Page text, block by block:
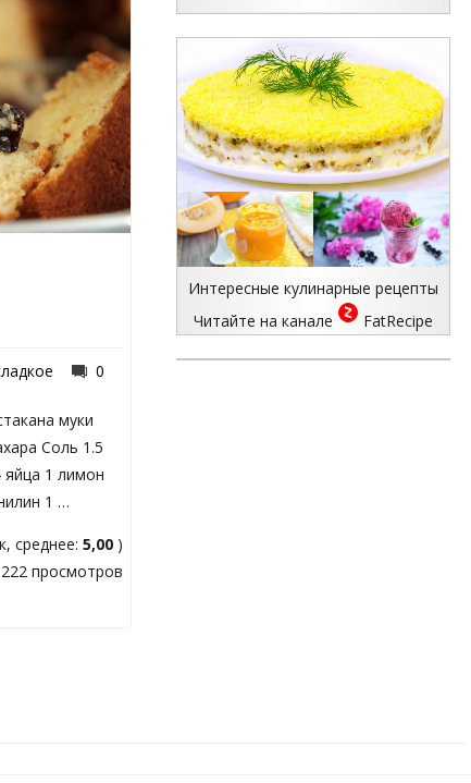
0
муки
Соль 1.5
яйца 1 лимон
1 …
среднее:5,00 )
просмотров
Интересные кулинарные рецепты
Читайте на канале
FatRecipe